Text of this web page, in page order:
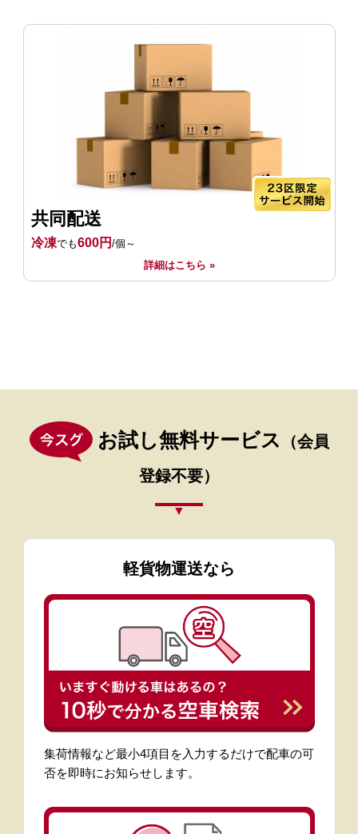
共同配送
冷凍でも600円 /個～
詳細はこちら »
お試し無料サービス
（会員
登録不要）
軽貨物運送なら
集荷情報など最小4項目を入力するだけで配車の可
否を即時にお知らせします。